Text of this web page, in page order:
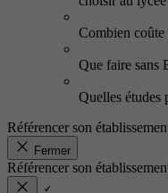
Combien
Que faire sans
Quelles études
Référencer son
Fermer
Référencer son